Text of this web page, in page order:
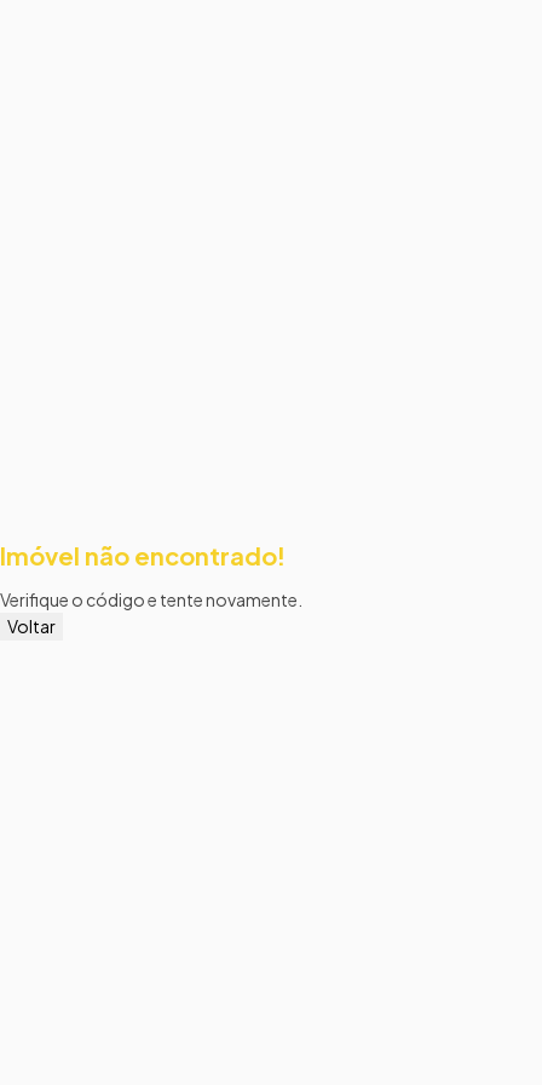
Imóvel não encontrado!
Verifique o código e tente novamente.
Voltar